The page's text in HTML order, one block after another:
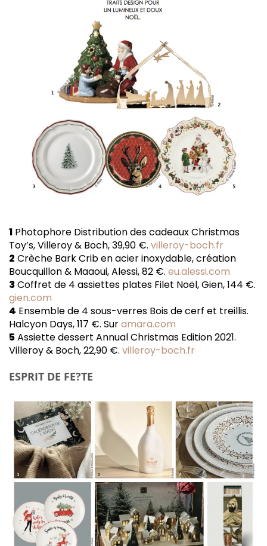
1 Photophore Distribution des cadeaux Christmas
Toy’s, Villeroy & Boch, 39,90 €. villeroy-boch.fr
2 Crèche Bark Crib en acier inoxydable, création
Boucquillon & Maaoui, Alessi, 82 €. eu.alessi.com
3Coffret de 4 assiettes plates Filet Noël, Gien, 144 €.
gien.com
4 Ensemble de 4 sous-verres Bois de cerf et treillis.
Halcyon Days, 117 €. Suramara.com
5Assiette dessert Annual Christmas Edition 2021.
Villeroy & Boch, 22,90 €. villeroy-boch.fr
ESPRIT DE FE?TE